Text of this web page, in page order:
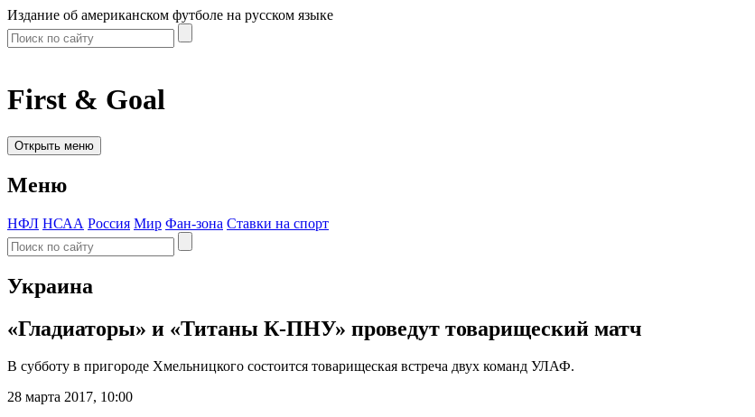
Издание об американском футболе на русском языке
First & Goal
Открыть меню
Меню
НФЛ НСАА Россия Мир Фан-зона Ставки на спорт
Украина
«Гладиаторы» и «Титаны К-ПНУ» проведут товарищеский матч
В субботу в пригороде Хмельницкого состоится товарищеская встреча двух команд УЛАФ.
28 марта 2017, 10:00